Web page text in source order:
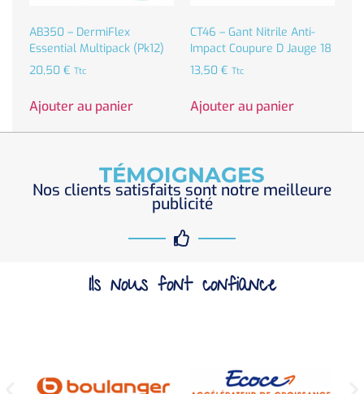
AB350 – DermiFlex
Essential Multipack (Pk12)
20,50 € Ttc
Ajouter au panier
CT46 – Gant Nitrile Anti-
Impact Coupure D Jauge 18
13,50 € Ttc
Ajouter au panier
TÉMOIGNAGES
Nos clients satisfaits sont notre meilleure
publicité
Ils nous font confiance